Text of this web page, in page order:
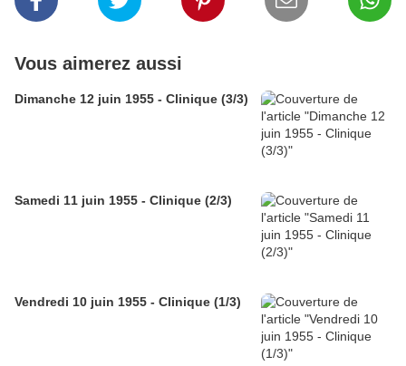
Vous aimerez aussi
Dimanche 12 juin 1955 - Clinique (3/3)
Samedi 11 juin 1955 - Clinique (2/3)
Vendredi 10 juin 1955 - Clinique (1/3)